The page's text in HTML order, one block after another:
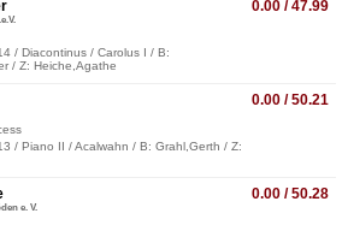
0.00 / 47.99
/ Diacontinus / Carolus I / B:
/ Z: Heiche,Agathe
0.00 / 50.21
/ Piano II / Acalwahn / B: Grahl,Gerth / Z:
0.00 / 50.28
e. V.